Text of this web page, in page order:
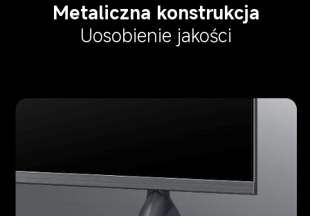
Metaliczna konstrukcja
Uosobienie jakości